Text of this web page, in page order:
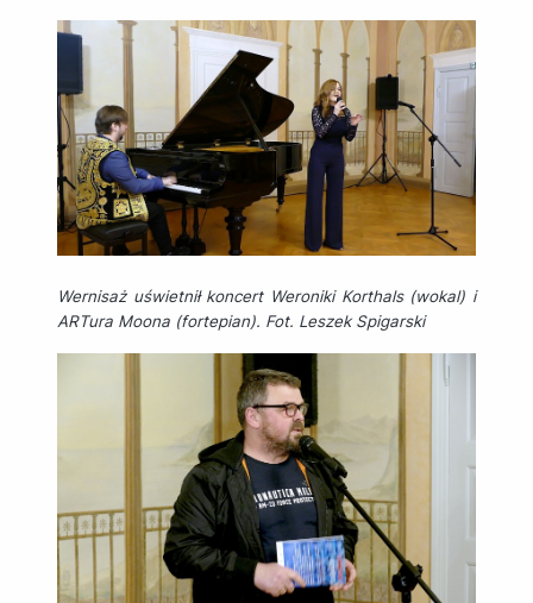
Wernisaż uświetnił koncert Weroniki Korthals (wokal) i
ARTura Moona (fortepian). Fot. Leszek Spigarski